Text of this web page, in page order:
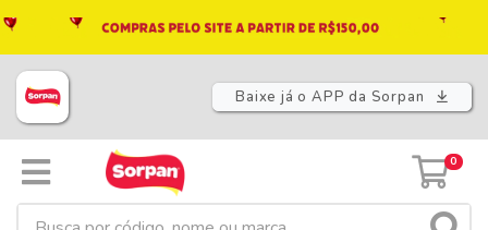
Baixe já o APP da Sorpan
0